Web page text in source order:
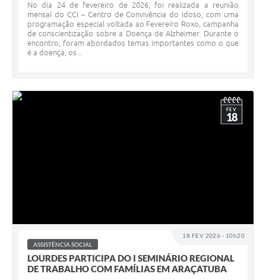
No dia 24 de fevereiro de 2026, foi realizada a reunião
mensal do CCI – Centro de Convivência do Idoso, com uma
programação especial voltada ao Fevereiro Roxo, campanha
de conscientização sobre a Doença de Alzheimer. Durante o
encontro, foram abordados temas importantes como o que
é a doença, os...
18 FEV 2026 - 10h20
FEV
18
ASSISTÊNCIA SOCIAL
LOURDES PARTICIPA DO I SEMINÁRIO REGIONAL
DE TRABALHO COM FAMÍLIAS EM ARAÇATUBA